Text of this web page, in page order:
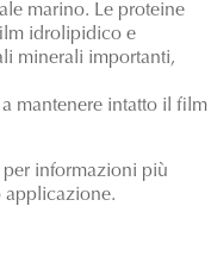
marino. Le proteine
idrolipidico e
minerali importanti,
mantenere intatto il film
per informazioni più
applicazione.